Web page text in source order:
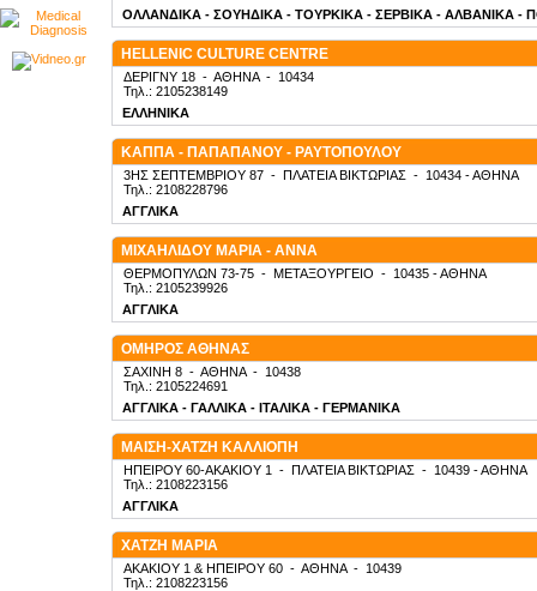
ΟΛΛΑΝΔΙΚΑ - ΣΟΥΗΔΙΚΑ - ΤΟΥΡΚΙΚΑ - ΣΕΡΒΙΚΑ - ΑΛΒΑΝΙΚΑ -
HELLENIC CULTURE CENTRE
ΔΕΡΙΓΝΥ 18 - ΑΘΗΝΑ- 10434
Τηλ.: 2105238149
ΕΛΛΗΝΙΚΑ
ΚΑΠΠΑ - ΠΑΠΑΠΑΝΟΥ - ΡΑΥΤΟΠΟΥΛΟΥ
3ΗΣ ΣΕΠΤΕΜΒΡΙΟΥ 87 - ΠΛΑΤΕΙΑ ΒΙΚΤΩΡΙΑΣ - 10434 - ΑΘΗΝΑ
Τηλ.: 2108228796
ΑΓΓΛΙΚΑ
ΜΙΧΑΗΛΙΔΟΥ ΜΑΡΙΑ - ΑΝΝΑ
ΘΕΡΜΟΠΥΛΩΝ 73-75 - ΜΕΤΑΞΟΥΡΓΕΙΟ - 10435 - ΑΘΗΝΑ
Τηλ.: 2105239926
ΑΓΓΛΙΚΑ
ΟΜΗΡΟΣ ΑΘΗΝΑΣ
ΣΑΧΙΝΗ 8 - ΑΘΗΝΑ- 10438
Τηλ.: 2105224691
ΑΓΓΛΙΚΑ - ΓΑΛΛΙΚΑ - ΙΤΑΛΙΚΑ - ΓΕΡΜΑΝΙΚΑ
ΜΑΙΣΗ-ΧΑΤΖΗ ΚΑΛΛΙΟΠΗ
ΗΠΕΙΡΟΥ 60-ΑΚΑΚΙΟΥ 1 - ΠΛΑΤΕΙΑ ΒΙΚΤΩΡΙΑΣ - 10439 - ΑΘΗΝΑ
Τηλ.: 2108223156
ΑΓΓΛΙΚΑ
ΧΑΤΖΗ ΜΑΡΙΑ
ΑΚΑΚΙΟΥ 1 & ΗΠΕΙΡΟΥ 60 - ΑΘΗΝΑ- 10439
Τηλ.: 2108223156